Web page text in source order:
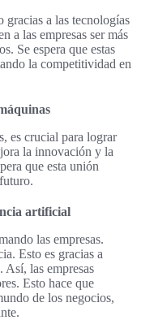
gracias a las tecnologías
a las empresas ser más
Se espera que estas
la competitividad en
es crucial para lograr
la innovación y la
que esta unión
artificial
las empresas.
Esto es gracias a
Así, las empresas
Esto hace que
de los negocios,